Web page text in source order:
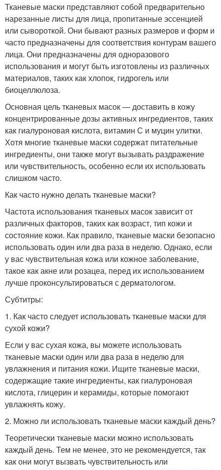
Тканевые маски представляют собой предварительно
нарезанные листы для лица, пропитанные эссенцией
или сывороткой. Они бывают разных размеров и форм и
часто предназначены для соответствия контурам вашего
лица. Они предназначены для одноразового
использования и могут быть изготовлены из различных
материалов, таких как хлопок, гидрогель или
биоцеллюлоза.
Основная цель тканевых масок — доставить в кожу
концентрированные дозы активных ингредиентов, таких
как гиалуроновая кислота, витамин С и муцин улитки.
Хотя многие тканевые маски содержат питательные
ингредиенты, они также могут вызывать раздражение
или чувствительность, особенно если их использовать
слишком часто.
Как часто нужно делать тканевые маски?
Частота использования тканевых масок зависит от
различных факторов, таких как возраст, тип кожи и
состояние кожи. Как правило, тканевые маски безопасно
использовать один или два раза в неделю. Однако, если
у вас чувствительная кожа или кожное заболевание,
такое как акне или розацеа, перед их использованием
лучше проконсультироваться с дерматологом.
Субтитры:
1. Как часто следует использовать тканевые маски для
сухой кожи?
Если у вас сухая кожа, вы можете использовать
тканевые маски один или два раза в неделю для
увлажнения и питания кожи. Ищите тканевые маски,
содержащие такие ингредиенты, как гиалуроновая
кислота, глицерин и керамиды, которые помогают
увлажнять кожу.
2. Можно ли использовать тканевые маски каждый день?
Теоретически тканевые маски можно использовать
каждый день. Тем не менее, это не рекомендуется, так
как они могут вызвать чувствительность или